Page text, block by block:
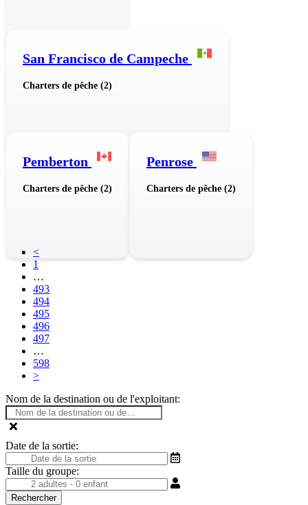
San Francisco de Campeche
Charters de pêche (2)
Pemberton
Charters de pêche (2)
Penrose
Charters de pêche (2)
<
1
…
493
494
495
496
497
…
598
>
Nom de la destination ou de l'exploitant:
Date de la sortie:
Taille du groupe: